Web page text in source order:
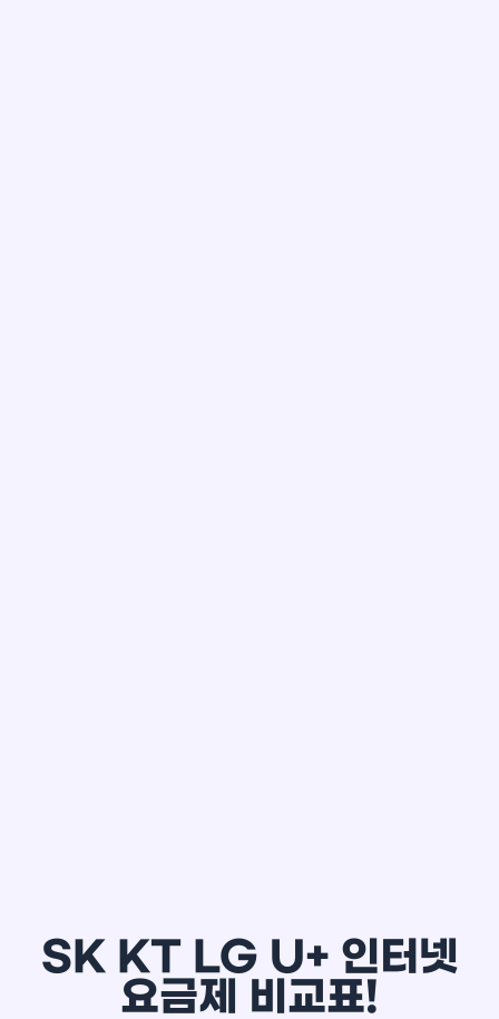
SK KT LG U+ 인터넷
요금제 비교표!